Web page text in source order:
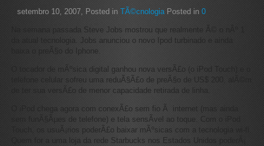
setembro 10, 2007, Posted in TÃ©cnologiaPosted in 0
Na semana passada Steve Jobs mostrou que realmente Ã© o nÂº 1
da atual tecnologia. Jobs anunciou o novo Ipod turbinado e ainda
baixa o preÃ§o do Iphone.
O tocador de mÃºsica digital ganhou nova versÃ£o (o iPod Touch) e o
telefone celular sofreu uma reduÃ§Ã£o de preÃ§o de US$ 200, alÃ©m
de ter sua versÃ£o de menor capacidade retirada de linha.
O iPod chega agora com conexÃ£o sem fio Ã internet (mas ainda
sem funÃ§Ãµes de telefone) e tela sensÃ­vel ao toque. Com o iPod
Touch, os usuÃ¡rios poderÃ£o baixar mÃºsicas com a tecnologia wi-fi.
Quem for a uma loja da rede Starbucks nos Estados Unidos poderÃ¡